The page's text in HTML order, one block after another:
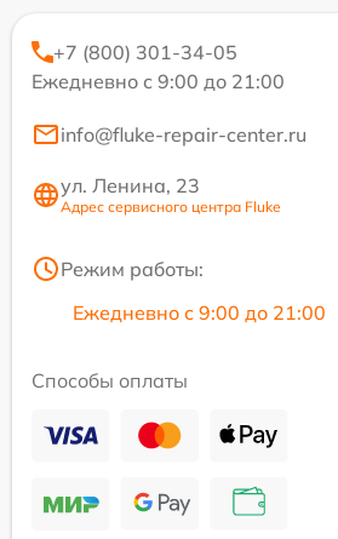
+7 (800) 301-34-05
Ежедневно с 9:00 до 21:00
info@fluke-repair-center.ru
ул. Ленина, 23
Адрес сервисного центра Fluke
Режим работы:
Ежедневно с 9:00 до 21:00
Способы оплаты